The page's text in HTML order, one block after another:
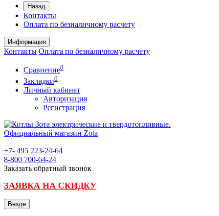
Назад
Контакты
Оплата по безналичному расчету
Информация
Контакты Оплата по безналичному расчету
Сравнение0
Закладки0
Личный кабинет
Авторизация
Регистрация
+7- 495 223-24-64
8-800 700-64-24
Заказать обратный звонок
ЗАЯВКА НА СКИДКУ
Везде